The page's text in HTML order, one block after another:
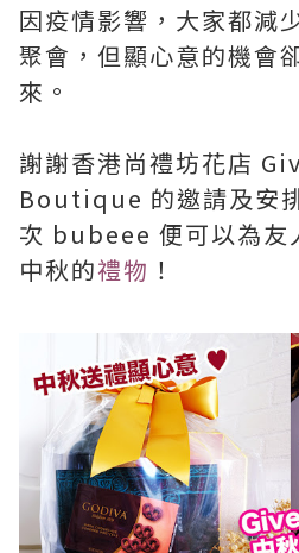
因疫情影響，大家都減
聚會，但顯心意的機會
來。
謝謝香港尚禮坊花店
Boutique 的邀請及安
次 bubeee 便可以為友
中秋的禮物 ！